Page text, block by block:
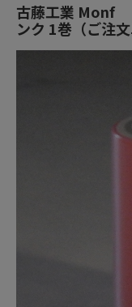
古藤工業 Monf
ンク 1巻（ご注